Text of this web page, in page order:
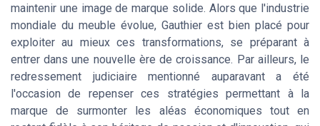
maintenir une image de marque solide. Alors que l'industrie
mondiale du meuble évolue, Gauthier est bien placé pour
exploiter au mieux ces transformations, se préparant à
entrer dans une nouvelle ère de croissance. Par ailleurs, le
redressement judiciaire mentionné auparavant a été
l'occasion de repenser ces stratégies permettant à la
marque de surmonter les aléas économiques tout en